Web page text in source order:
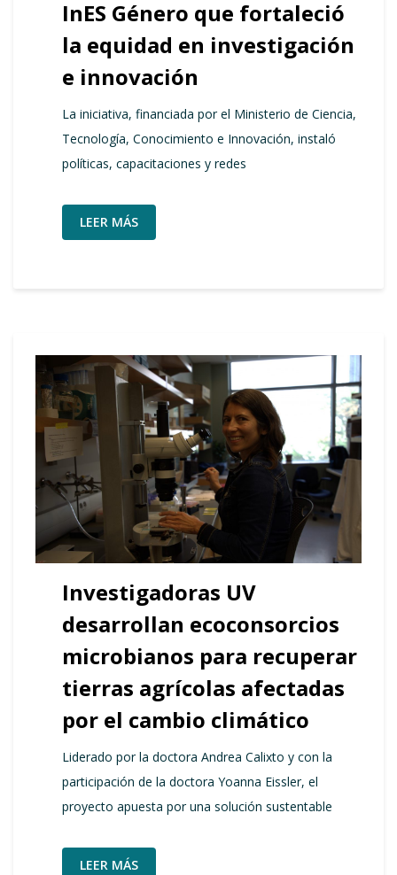
InES Género que fortaleció
la equidad en investigación
e innovación
La iniciativa, financiada por el Ministerio de Ciencia,
Tecnología, Conocimiento e Innovación, instaló
políticas, capacitaciones y redes
LEER MÁS
Investigadoras UV
desarrollan ecoconsorcios
microbianos para recuperar
tierras agrícolas afectadas
por el cambio climático
Liderado por la doctora Andrea Calixto y con la
participación de la doctora Yoanna Eissler, el
proyecto apuesta por una solución sustentable
LEER MÁS